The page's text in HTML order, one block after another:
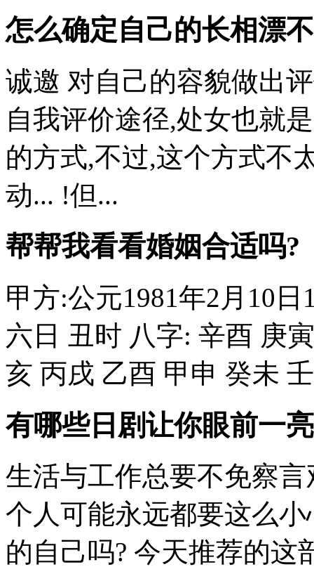
怎么确定自己的长相漂
诚邀 对自己的容貌做出
自我评价途径,处女也就
的方式,不过,这个方式不
动... !但...
帮帮我看看婚姻合适吗?
甲方:公元1981年2月10
六日 丑时 八字: 辛酉 庚
亥 丙戌 乙酉 甲申 癸未
有哪些日剧让你眼前一
生活与工作总要不免察
个人可能永远都要这么
的自己吗? 今天推荐的这